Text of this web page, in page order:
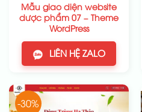
Mẫu giao diện website
dược phẩm 07 – Theme
WordPress
LIÊN HỆ ZALO
-30%